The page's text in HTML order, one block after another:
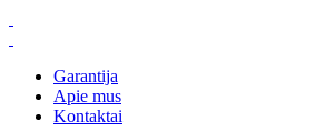
Garantija
Apie mus
Kontaktai